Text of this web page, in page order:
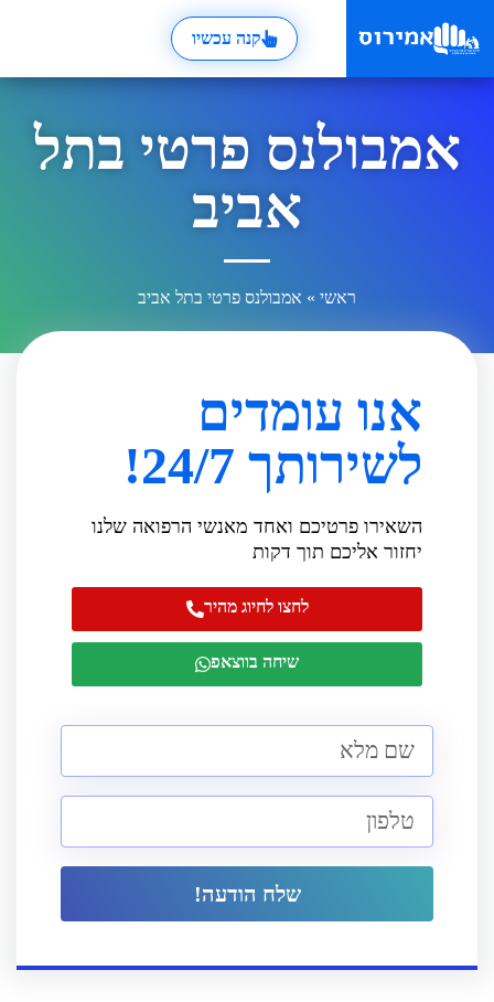
קנה עכשיו
אמבולנס פרטי בתל
אביב
ראשי » אמבולנס פרטי בתל אביב
אנו עומדים
לשירותך 24/7!
השאירו פרטיכם ואחד מאנשי הרפואה שלנו
יחזור אליכם תוך דקות
לחצו לחיוג מהיר
שיחה בווצאפ
שלח הודעה!